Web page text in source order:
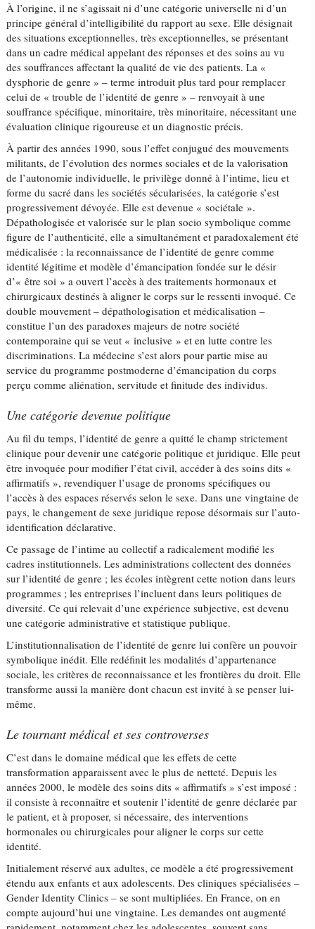
À l’origine, il ne s’agissait ni d’une catégorie universelle ni d’un
principe général d’intelligibilité du rapport au sexe. Elle désignait
des situations exceptionnelles, très exceptionnelles, se présentant
dans un cadre médical appelant des réponses et des soins au vu
des souffrances affectant la qualité de vie des patients. La «
dysphorie de genre » – terme introduit plus tard pour remplacer
celui de « trouble de l’identité de genre » – renvoyait à une
souffrance spécifique, minoritaire, très minoritaire, nécessitant une
évaluation clinique rigoureuse et un diagnostic précis.
À partir des années 1990, sous l’effet conjugué des mouvements
militants, de l’évolution des normes sociales et de la valorisation
de l’autonomie individuelle, le privilège donné à l’intime, lieu et
forme du sacré dans les sociétés sécularisées, la catégorie s’est
progressivement dévoyée. Elle est devenue « sociétale ».
Dépathologisée et valorisée sur le plan socio symbolique comme
figure de l’authenticité, elle a simultanément et paradoxalement été
médicalisée : la reconnaissance de l’identité de genre comme
identité légitime et modèle d’émancipation fondée sur le désir
d’« être soi » a ouvert l’accès à des traitements hormonaux et
chirurgicaux destinés à aligner le corps sur le ressenti invoqué. Ce
double mouvement – dépathologisation et médicalisation –
constitue l’un des paradoxes majeurs de notre société
contemporaine qui se veut « inclusive » et en lutte contre les
discriminations. La médecine s’est alors pour partie mise au
service du programme postmoderne d’émancipation du corps
perçu comme aliénation, servitude et finitude des individus.
Une catégorie devenue politique
Au fil du temps, l’identité de genre a quitté le champ strictement
clinique pour devenir une catégorie politique et juridique. Elle peut
être invoquée pour modifier l’état civil, accéder à des soins dits «
affirmatifs », revendiquer l’usage de pronoms spécifiques ou
l’accès à des espaces réservés selon le sexe. Dans une vingtaine de
pays, le changement de sexe juridique repose désormais sur l’auto-
identification déclarative.
Ce passage de l’intime au collectif a radicalement modifié les
cadres institutionnels. Les administrations collectent des données
sur l’identité de genre ; les écoles intègrent cette notion dans leurs
programmes ; les entreprises l’incluent dans leurs politiques de
diversité. Ce qui relevait d’une expérience subjective, est devenu
une catégorie administrative et statistique publique.
L’institutionnalisation de l’identité de genre lui confère un pouvoir
symbolique inédit. Elle redéfinit les modalités d’appartenance
sociale, les critères de reconnaissance et les frontières du droit. Elle
transforme aussi la manière dont chacun est invité à se penser lui-
même.
Le tournant médical et ses controverses
C’est dans le domaine médical que les effets de cette
transformation apparaissent avec le plus de netteté. Depuis les
années 2000, le modèle des soins dits « affirmatifs » s’est imposé :
il consiste à reconnaître et soutenir l’identité de genre déclarée par
le patient, et à proposer, si nécessaire, des interventions
hormonales ou chirurgicales pour aligner le corps sur cette
identité.
Initialement réservé aux adultes, ce modèle a été progressivement
étendu aux enfants et aux adolescents. Des cliniques spécialisées –
Gender Identity Clinics – se sont multipliées. En France, on en
compte aujourd’hui une vingtaine. Les demandes ont augmenté